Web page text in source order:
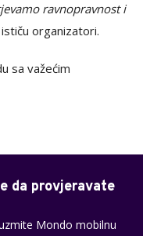
ravnopravnost i
organizatori.
sa važećim
da provjeravate
Mondo mobilnu